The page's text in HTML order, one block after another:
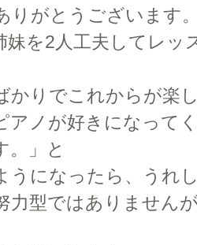
りがとうございます
妹を2人工夫してレッ
かりでこれからが楽
アノが好きになって
。」と
うになったら、うれ
力型ではありません